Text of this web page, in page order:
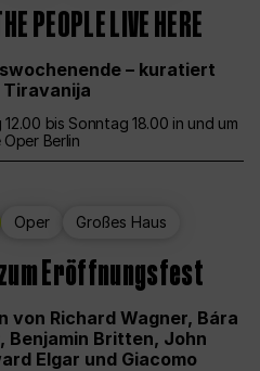
PEOPLE LIVE HERE
– kuratiert
bis Sonntag 18.00 in und um
Berlin
Oper Großes Haus
Eröffnungsfest
von Richard Wagner, Bára
Benjamin Britten, John
Elgar und Giacomo